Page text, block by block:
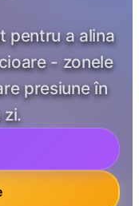
pentru a alina
- zonele
presiune în